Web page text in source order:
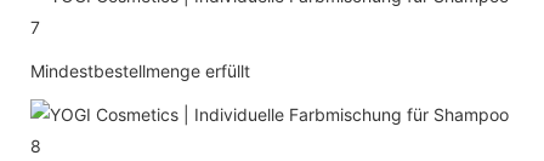
Mindestbestellmenge erfüllt